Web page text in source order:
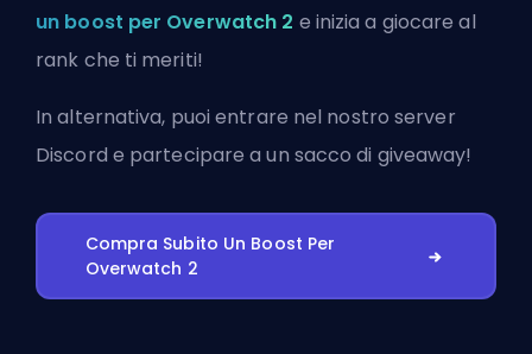
un boost per Overwatch 2 e inizia a giocare al
rank che ti meriti!
In alternativa, puoientrare nel nostro server
Discord e partecipare a un sacco di giveaway!
Compra Subito Un Boost Per
Overwatch 2